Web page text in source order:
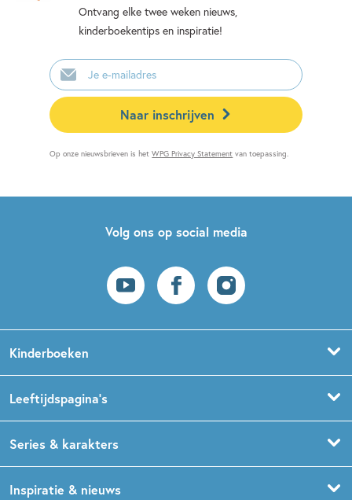
Ontvang elke twee weken nieuws,
kinderboekentips en inspiratie!
E-
mailadres
Naar inschrijven
Op onze nieuwsbrieven is hetWPG Privacy Statement van toepassing.
Volg ons op social media
Kinderboeken
Prentenboeken
Leeftijdspagina’s
Boekentips 1,5 - 3 jaar
Series & karakters
Inspiratie & nieuws